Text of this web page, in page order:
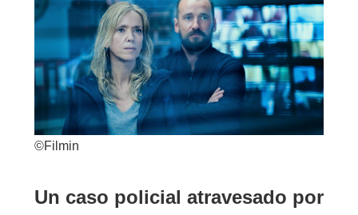
©Filmin
Un caso policial atravesado por